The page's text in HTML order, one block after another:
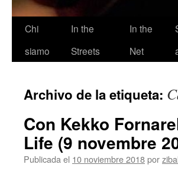
Saltar
Chi
siamo
In the
Streets
In the
Net
Archivo de la etiqueta:
Con Kekko
Life (9 novembre
Publicada el 10 noviembre 2018por